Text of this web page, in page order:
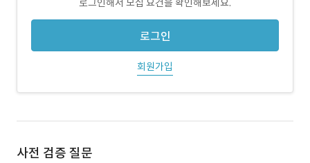
로그인해서 모집 요건을 확인해보세요.
로그인
회원가입
사전 검증 질문